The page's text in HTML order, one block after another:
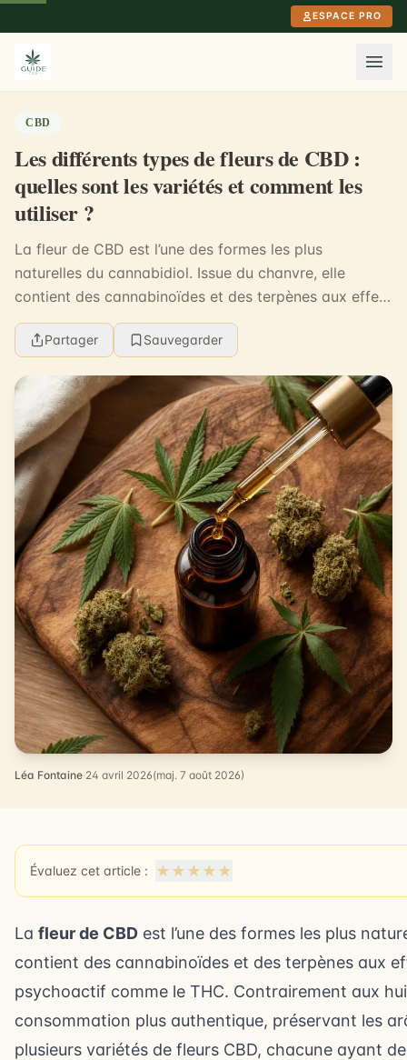
ESPACE PRO
CBD
Les différents types de fleurs de CBD :
quelles sont les variétés et comment les
utiliser ?
La fleur de CBD est l’une des formes les plus
naturelles du cannabidiol. Issue du chanvre, elle
contient des cannabinoïdes et des terpènes aux effets
variés, sans provoquer d’effet psychoactif comme l...
Partager Sauvegarder
Léa Fontaine·24 avril 2026(maj. 7 août 2026)
Évaluez cet article : ★ ★ ★ ★ ★
La fleur de CBD est l’une des formes les plus
contient des cannabinoïdes et des terpènes aux
psychoactif comme le THC. Contrairement aux
consommation plus authentique, préservant les
plusieurs variétés de fleurs CBD, chacune ayant